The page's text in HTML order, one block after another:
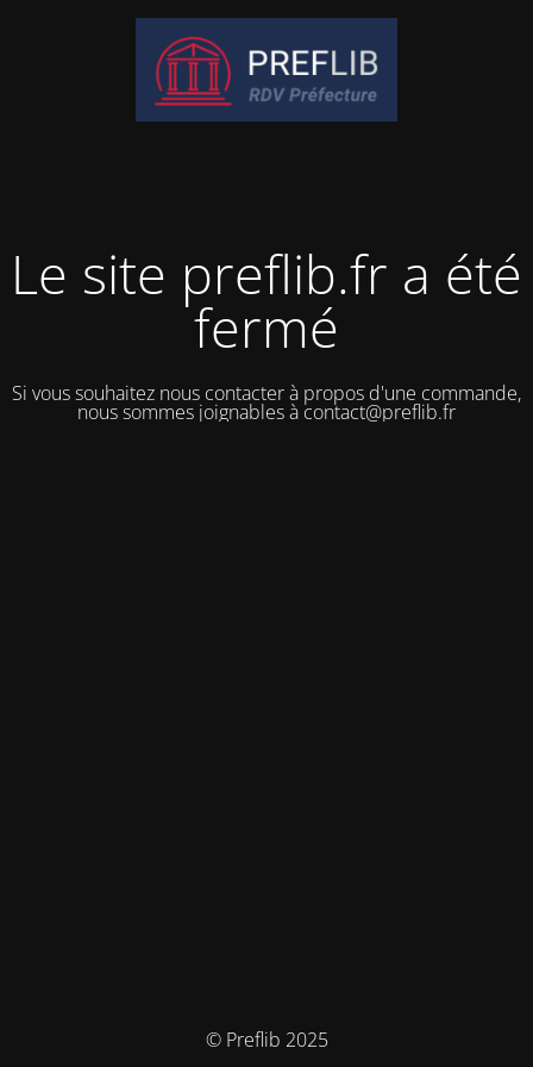
Le site preflib.fr a été
fermé
Si vous souhaitez nous contacter à propos d'une commande,
nous sommes joignables à contact@preflib.fr
© Preflib 2025